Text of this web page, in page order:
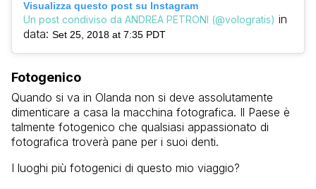
Visualizza questo post su Instagram
Un post condiviso da ANDREA PETRONI (@vologratis) in
data: Set 25, 2018 at 7:35 PDT
Fotogenico
Quando si va in Olanda non si deve assolutamente
dimenticare a casa la macchina fotografica. Il Paese è
talmente fotogenico che qualsiasi appassionato di
fotografica troverà pane per i suoi denti.
I luoghi più fotogenici di questo mio viaggio?